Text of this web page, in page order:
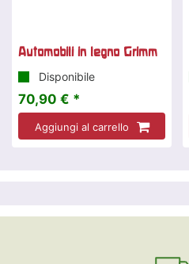
Automobili in legno Grimm
Disponibile
70,90 € *
Aggiungi al carrello